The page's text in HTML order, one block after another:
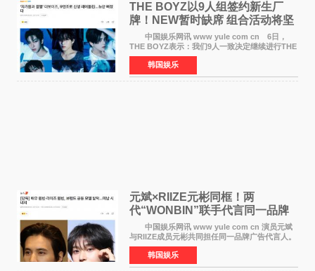
THE BOYZ以9人组签约新生厂
牌！NEW暂时缺席 组合活动将坚
定不移继续
中国娱乐网讯 www yule com cn 6日，
THE BOYZ表示：我们9人一致决定继续进行THE
BOYZ组合活动，并且已经完成了组合团体活动
签约。目前正在新生厂牌下进行活动准备。尚未
离开THE BOYZ原所
韩国娱乐
元斌×RIIZE元彬同框！两
代“WONBIN”联手代言同一品牌
颜值天花板合体
中国娱乐网讯 www yule com cn 演员元斌
与RIIZE成员元彬共同担任同一品牌广告代言人。
6日据独家报道，继演员元斌之后，RIIZE元彬最
近也被选为某在线中介平台A公司的共同广告代言
人，两人将作
韩国娱乐